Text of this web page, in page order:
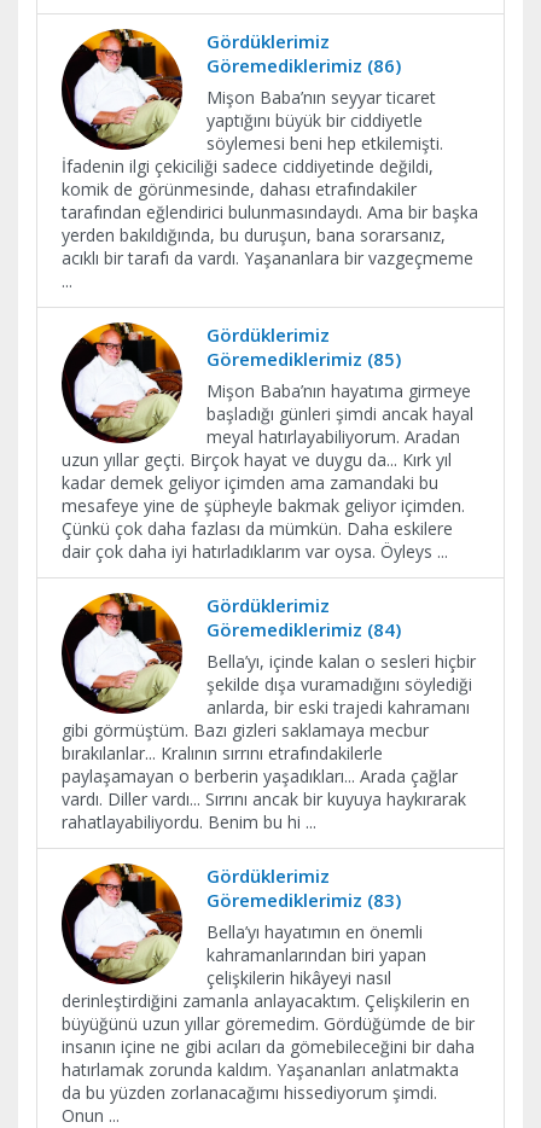
Gördüklerimiz
Göremediklerimiz (86)
Mişon Baba’nın seyyar ticaret
yaptığını büyük bir ciddiyetle
söylemesi beni hep etkilemişti.
İfadenin ilgi çekiciliği sadece ciddiyetinde değildi,
komik de görünmesinde, dahası etrafındakiler
tarafından eğlendirici bulunmasındaydı. Ama bir başka
yerden bakıldığında, bu duruşun, bana sorarsanız,
acıklı bir tarafı da vardı. Yaşananlara bir vazgeçmeme
...
Gördüklerimiz
Göremediklerimiz (85)
Mişon Baba’nın hayatıma girmeye
başladığı günleri şimdi ancak hayal
meyal hatırlayabiliyorum. Aradan
uzun yıllar geçti. Birçok hayat ve duygu da... Kırk yıl
kadar demek geliyor içimden ama zamandaki bu
mesafeye yine de şüpheyle bakmak geliyor içimden.
Çünkü çok daha fazlası da mümkün. Daha eskilere
dair çok daha iyi hatırladıklarım var oysa. Öyleys ...
Gördüklerimiz
Göremediklerimiz (84)
Bella’yı, içinde kalan o sesleri hiçbir
şekilde dışa vuramadığını söylediği
anlarda, bir eski trajedi kahramanı
gibi görmüştüm. Bazı gizleri saklamaya mecbur
bırakılanlar... Kralının sırrını etrafındakilerle
paylaşamayan o berberin yaşadıkları... Arada çağlar
vardı. Diller vardı... Sırrını ancak bir kuyuya haykırarak
rahatlayabiliyordu. Benim bu hi ...
Gördüklerimiz
Göremediklerimiz (83)
Bella’yı hayatımın en önemli
kahramanlarından biri yapan
çelişkilerin hikâyeyi nasıl
derinleştirdiğini zamanla anlayacaktım. Çelişkilerin en
büyüğünü uzun yıllar göremedim. Gördüğümde de bir
insanın içine ne gibi acıları da gömebileceğini bir daha
hatırlamak zorunda kaldım. Yaşananları anlatmakta
da bu yüzden zorlanacağımı hissediyorum şimdi.
Onun ...